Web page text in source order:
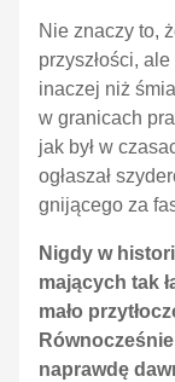
Nie znaczy to,
przyszłości,
inaczej niż
w granicach
jak był w
ogłaszał
gnijącego za
Nigdy w
mających tak
mało
naprawdę